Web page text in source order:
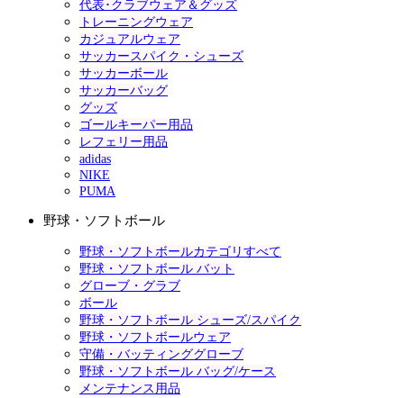
代表･クラブウェア＆グッズ
トレーニングウェア
カジュアルウェア
サッカースパイク・シューズ
サッカーボール
サッカーバッグ
グッズ
ゴールキーパー用品
レフェリー用品
adidas
NIKE
PUMA
野球・ソフトボール
野球・ソフトボールカテゴリすべて
野球・ソフトボール バット
グローブ・グラブ
ボール
野球・ソフトボール シューズ/スパイク
野球・ソフトボールウェア
守備・バッティンググローブ
野球・ソフトボール バッグ/ケース
メンテナンス用品